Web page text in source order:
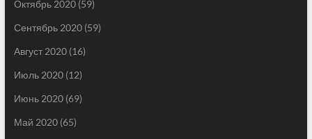
Октябрь 2020(59)
Сентябрь 2020(59)
Август 2020(16)
Июль 2020(12)
Июнь 2020(69)
Май 2020(65)